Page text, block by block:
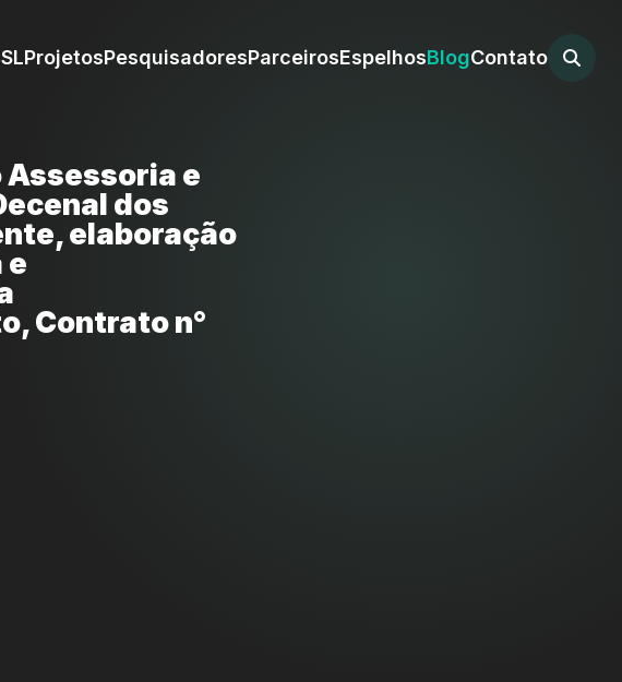
ProjetosPesquisadoresParceirosEspelhosBlogContato
e
dos
elaboração
e
Contrato n°